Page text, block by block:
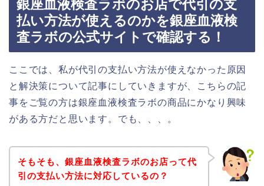
銀座血液検査ラボのお店で代引の支
払い方法が使えるのかを銀座血液検
査ラボの公式サイトで確認する！
ここでは、私が代引の支払い方法が使えなかった原因
と解決策について記事にしていきますが、こちらの記
事をご覧の方は銀座血液検査ラボの商品にかなり興味
がある方だと思います。でも、、、。
そもそも、銀座血液検査ラボのお店って代
引の支払い方法に対応しているの？